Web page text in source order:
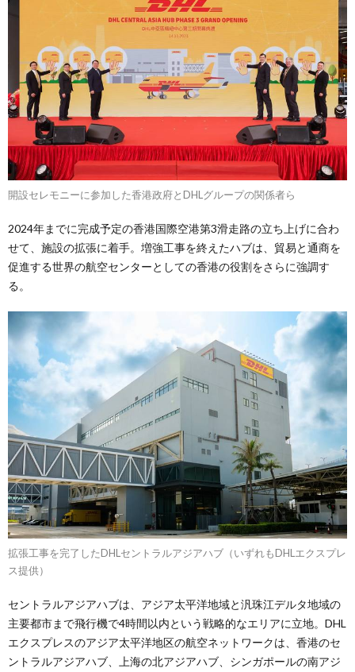
開設セレモニーに参加した香港政府とDHLグループの関係者ら
2024年までに完成予定の香港国際空港第3滑走路の立ち上げに合わ
せて、施設の拡張に着手。増強工事を終えたハブは、貿易と通商を
促進する世界の航空センターとしての香港の役割をさらに強調す
る。
拡張工事を完了したDHLセントラルアジアハブ（いずれもDHLエクスプレ
ス提供）
セントラルアジアハブは、アジア太平洋地域と汎珠江デルタ地域の
主要都市まで飛行機で4時間以内という戦略的なエリアに立地。DHL
エクスプレスのアジア太平洋地区の航空ネットワークは、香港のセ
ントラルアジアハブ、上海の北アジアハブ、シンガポールの南アジ